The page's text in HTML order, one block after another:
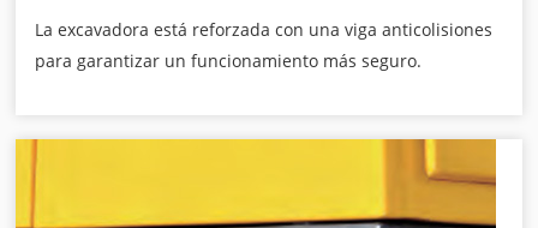
La excavadora está reforzada con una viga anticolisiones
para garantizar un funcionamiento más seguro.